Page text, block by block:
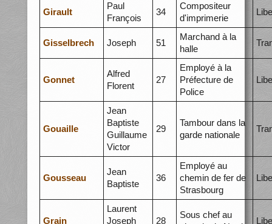
Girault
Paul
François
34
Compositeur
d'imprimerie
Gisselbrech Joseph 51
Marchand à la
halle
Gonnet
Alfred
Florent
27
Employé à la
Préfecture de
Police
Gouaille
Jean
Baptiste
Guillaume
Victor
29
Tambour dans la
garde nationale
Gousseau
Jean
Baptiste
36
Employé au
chemin de fer de
Strasbourg
Grain
Laurent
Joseph
28
Sous chef au